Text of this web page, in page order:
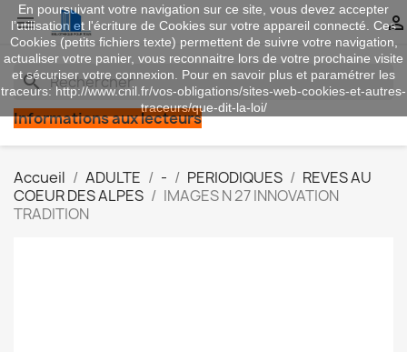
 
search
Informations aux lecteurs
Accueil ADULTE - PERIODIQUES
REVES AU
COEUR DES ALPES
IMAGES N 27 INNOVATION
TRADITION
En poursuivant votre navigation sur ce site, vous devez accepter
l’utilisation et l'écriture de Cookies sur votre appareil connecté. Ces
Cookies (petits fichiers texte) permettent de suivre votre navigation,
actualiser votre panier, vous reconnaitre lors de votre prochaine visite
et sécuriser votre connexion. Pour en savoir plus et paramétrer les
traceurs: http://www.cnil.fr/vos-obligations/sites-web-cookies-et-autres-
traceurs/que-dit-la-loi/